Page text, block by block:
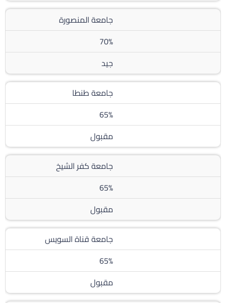
جامعة المنصورة
70%
جيد
جامعة طنطا
65%
مقبول
جامعة كفر الشيخ
65%
مقبول
جامعة قناة السويس
65%
مقبول